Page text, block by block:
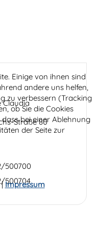
Claudia
Straße 80
500700
500704
Einige von ihnen sind
andere uns helfen,
zu verbessern (Tracking
ob Sie die Cookies
bei einer Ablehnung
der Seite zur
Impressum